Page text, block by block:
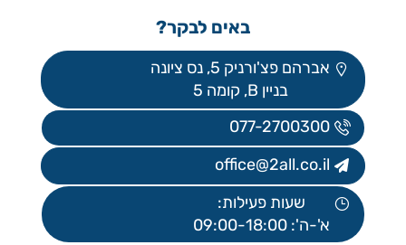
באים לבקר?
אברהם פצ'ורניק 5, נס ציונה
בניין B, קומה 5
077-2700300
office@2all.co.il
שעות פעילות:
א'-ה': 09:00-18:00